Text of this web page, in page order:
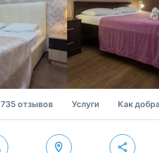
735 отзывов Услуги Как